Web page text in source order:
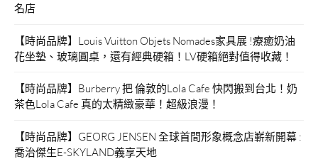
名店
【時尚品牌】Louis Vuitton Objets Nomades家具展 !療癒奶油
花坐墊、玻璃圓桌，還有經典硬箱！LV硬箱絕對值得收藏！
【時尚品牌】Burberry 把 倫敦的Lola Cafe 快閃搬到台北！奶
茶色Lola Cafe 真的太精緻豪華！超級浪漫！
【時尚品牌】GEORG JENSEN 全球首間形象概念店嶄新開幕 :
喬治傑生E-SKYLAND義享天地